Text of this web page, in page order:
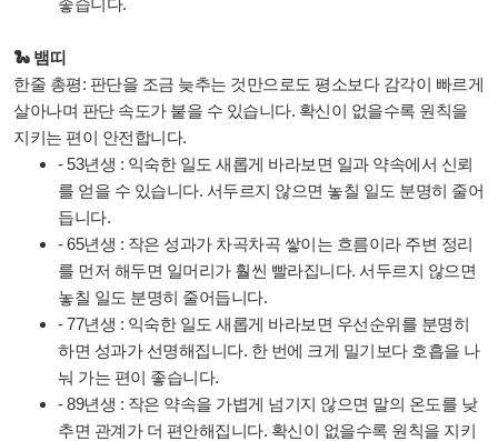
좋습니다.
🐍 뱀띠
한줄 총평: 판단을 조금 늦추는 것만으로도 평소보다 감각이 빠르게
살아나며 판단 속도가 붙을 수 있습니다. 확신이 없을수록 원칙을
지키는 편이 안전합니다.
- 53년생 : 익숙한 일도 새롭게 바라보면 일과 약속에서 신뢰
를 얻을 수 있습니다. 서두르지 않으면 놓칠 일도 분명히 줄어
듭니다.
- 65년생 : 작은 성과가 차곡차곡 쌓이는 흐름이라 주변 정리
를 먼저 해두면 일머리가 훨씬 빨라집니다. 서두르지 않으면
놓칠 일도 분명히 줄어듭니다.
- 77년생 : 익숙한 일도 새롭게 바라보면 우선순위를 분명히
하면 성과가 선명해집니다. 한 번에 크게 밀기보다 호흡을 나
눠 가는 편이 좋습니다.
- 89년생 : 작은 약속을 가볍게 넘기지 않으면 말의 온도를 낮
추면 관계가 더 편안해집니다. 확신이 없을수록 원칙을 지키